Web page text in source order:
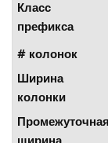
Класс
префикса
# колонок
Ширина
колонки
Промежуточная